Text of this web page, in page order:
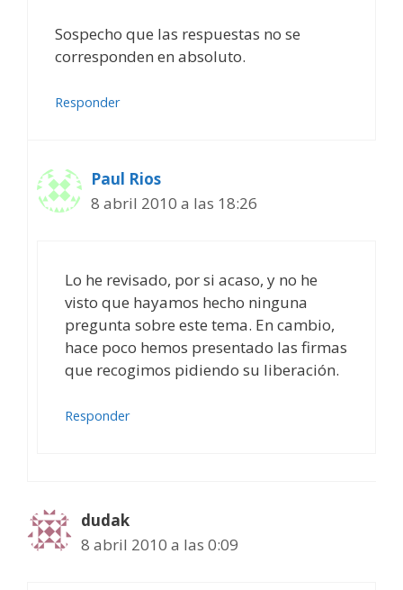
Sospecho que las respuestas no se
corresponden en absoluto.
Responder
Paul Rios
8 abril 2010 a las 18:26
Lo he revisado, por si acaso, y no he
visto que hayamos hecho ninguna
pregunta sobre este tema. En cambio,
hace poco hemos presentado las firmas
que recogimos pidiendo su liberación.
Responder
dudak
8 abril 2010 a las 0:09